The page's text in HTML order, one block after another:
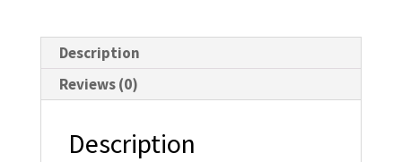
quantity
Description
Reviews (0)
Description